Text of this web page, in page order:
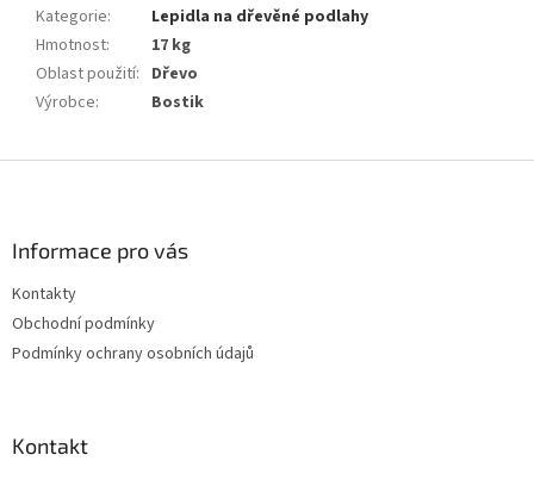
Kategorie:
Lepidla na dřevěné podlahy
Hmotnost:
17 kg
Oblast použití: Dřevo
Výrobce: Bostik
Informace pro vás
Kontakty
Obchodní podmínky
Podmínky ochrany osobních údajů
Kontakt